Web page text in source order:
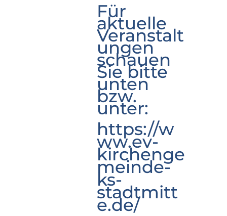
Für
aktuelle
Veranstalt
ungen
schauen
Sie bitte
unten
bzw.
unter:
https://w
ww.ev-
kirchenge
meinde-
ks-
stadtmitt
e.de/